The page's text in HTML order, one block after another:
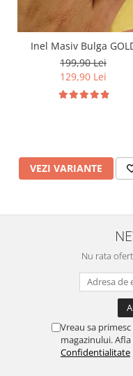
Inel Masiv Bulga
199,90 Lei
129,90 Lei
VEZI VARIANTE
Nu rata
Vreau sa
magazinului.
Confidentialitate